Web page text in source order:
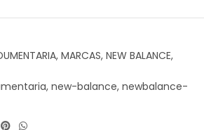
, MARCAS, NEW BALANCE,
, new-balance, newbalance-